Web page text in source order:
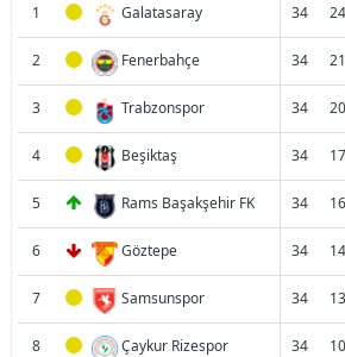
1 Galatasaray 34 24
2 Fenerbahçe 34 21
3 Trabzonspor 34 20
4 Beşiktaş 34 17
5 Rams Başakşehir FK 34 16
6 Göztepe 34 14
7 Samsunspor 34 13
8 Çaykur Rizespor 34 10